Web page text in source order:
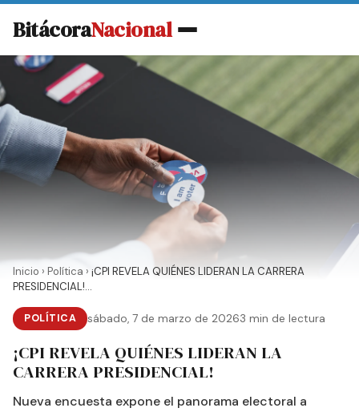
BitácoraNacional
Inicio › Política › ¡CPI REVELA QUIÉNES LIDERAN LA CARRERA
PRESIDENCIAL!...
POLÍTICA sábado, 7 de marzo de 20263 min de lectura
¡CPI REVELA QUIÉNES LIDERAN LA
CARRERA PRESIDENCIAL!
Nueva encuesta expone el panorama electoral a